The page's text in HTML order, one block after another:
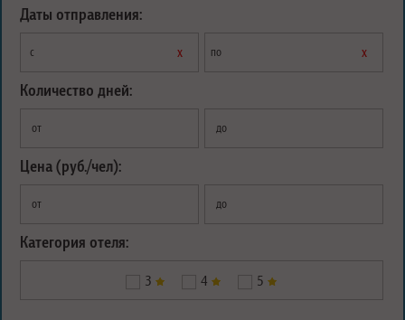
Даты отправления:
с х по х
Количество дней:
от до
Цена (руб./чел):
от до
Категория отеля:
3 4 5